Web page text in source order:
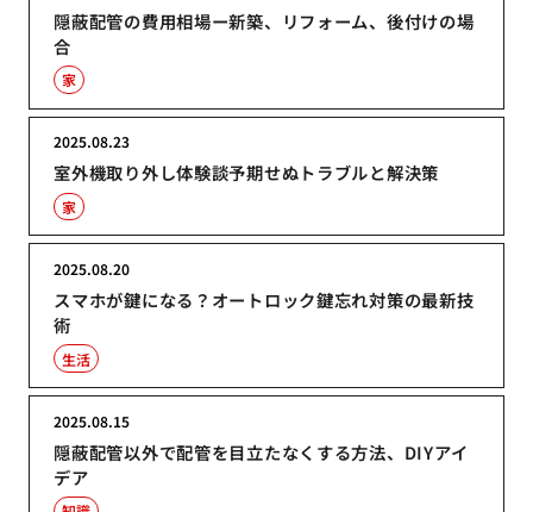
隠蔽配管の費用相場ー新築、リフォーム、後付けの場
合
家
室外機取り外し体験談予期せぬトラブルと解決策
2025.08.23
家
スマホが鍵になる？オートロック鍵忘れ対策の最新技
術
2025.08.20
生活
隠蔽配管以外で配管を目立たなくする方法、DIYアイ
デア
2025.08.15